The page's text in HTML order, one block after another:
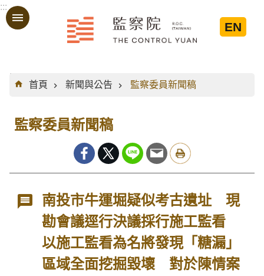
跳到主要內容區塊
:::
EN
:::
首頁
新聞與公告 監察委員新聞稿
監察委員新聞稿
南投市牛運堀疑似考古遺址 現
勘會議逕行決議採行施工監看
以施工監看為名將發現「糖漏」
區域全面挖掘毀壞 對於陳情案